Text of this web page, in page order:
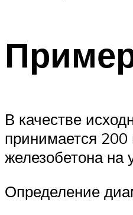
В качестве
принимается
железобетона на
Определение